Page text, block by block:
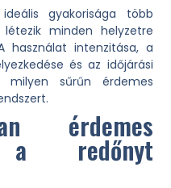
gyakorisága több
minden helyzetre
használat intenzitása, a
és az időjárási
milyen sűrűn érdemes
érdemes
a redőnyt